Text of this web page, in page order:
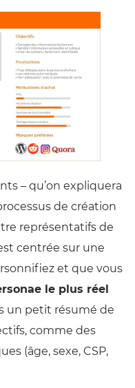
– qu’on expliquera
de création
représentatifs de
centrée sur une
et que vous
le plus réel
un petit résumé de
comme des
(âge, sexe, CSP,